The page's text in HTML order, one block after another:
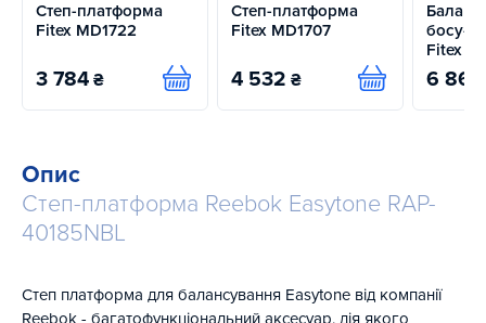
Степ-платформа
Fitex MD1722
3 784 ₴ Купити
Степ-платформа
Fitex MD1707
4 532 ₴ Купити
босу-
Fitex
6 864
Опис
Степ-платформа Reebok Easytone RAP-
40185NBL
Степ платформа для балансування Easytone від компанії
Reebok - багатофункціональний аксесуар, дія якого